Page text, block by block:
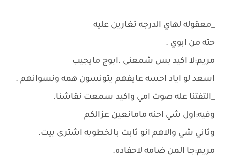
_معقوله لهاي الدرجه تغارين عليه
حته من ابوي .
مريم:لا اكيد بس شمعنى .ابوج مايجيب
اسعد لو اياد احسه عايفهم يتونسون همه ونسوانهم .
_التفتنا عله صوت امي واكيد سمعت نقاشنا.
وفيه:اول شي احنه مامانعين عزالكم
وثاني شي والاهم انو ثابت بالخطوبه اشترى بيت.
مريم:جا المن ضامه لاحفاده.